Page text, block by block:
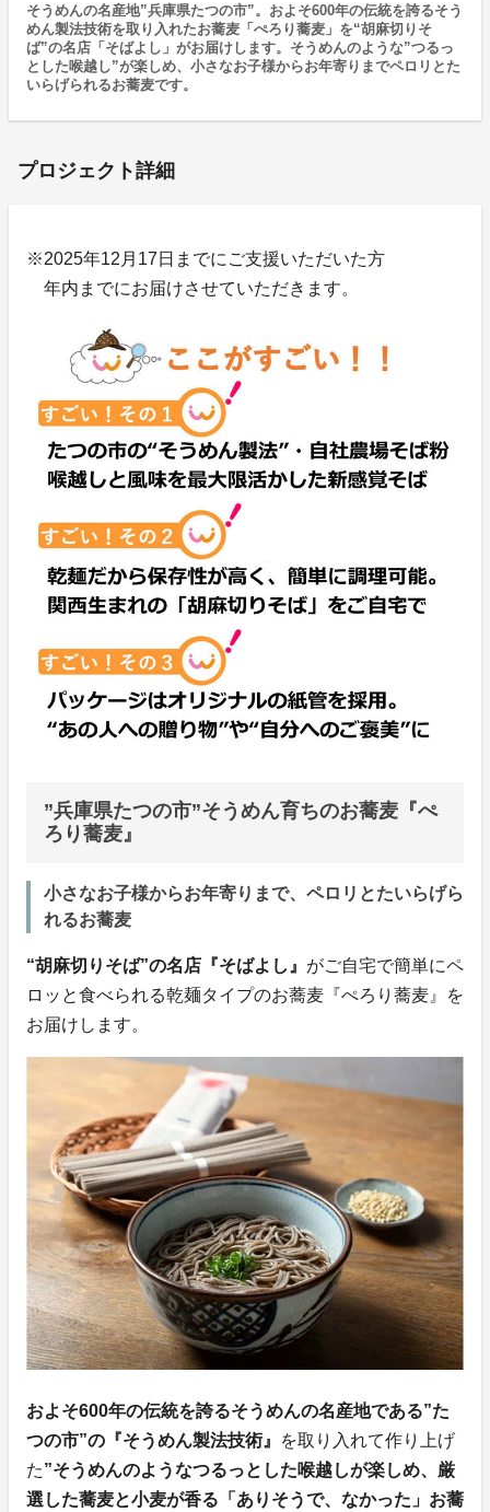
そうめんの名産地”兵庫県たつの市”。およそ600年の伝統を誇るそう
めん製法技術を取り入れたお蕎麦「ぺろり蕎麦」を“胡麻切りそ
ば”の名店「そばよし」がお届けします。そうめんのような”つるっ
とした喉越し”が楽しめ、小さなお子様からお年寄りまでペロリとた
いらげられるお蕎麦です。
プロジェクト詳細
※2025年12月17日までにご支援いただいた方
年内までにお届けさせていただきます。
”兵庫県たつの市”そうめん育ちのお蕎麦『ぺ
ろり蕎麦』
小さなお子様からお年寄りまで、ペロリとたいらげら
れるお蕎麦
“胡麻切りそば”の名店『そばよし』 がご自宅で簡単にペ
ロッと食べられる乾麺タイプのお蕎麦『ぺろり蕎麦』を
お届けします。
およそ600年の伝統を誇るそうめんの名産地である”た
つの市”の『そうめん製法技術』
を取り入れて作り上げ
た”そうめんのようなつるっとした喉越しが楽しめ、厳
選した蕎麦と小麦が香る「ありそうで、なかった」お蕎